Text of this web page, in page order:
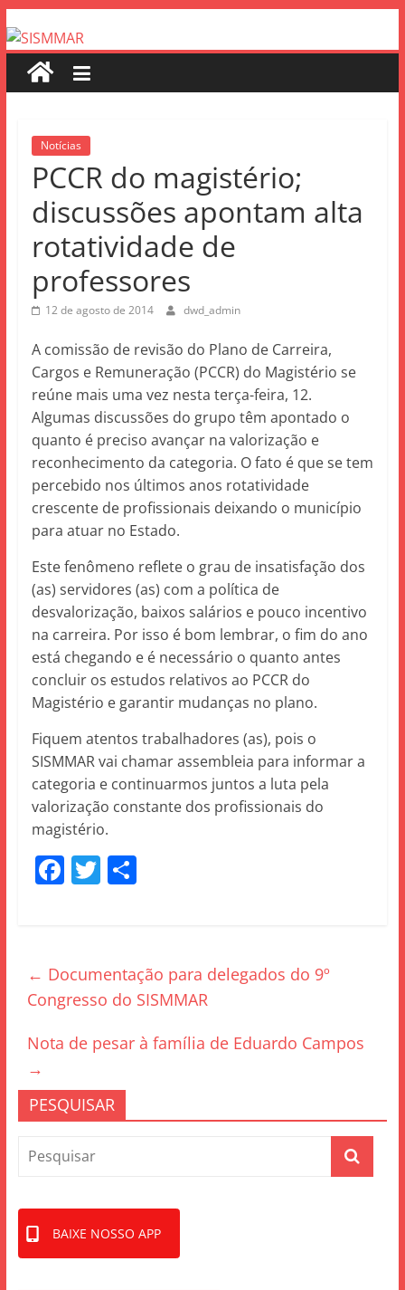
Notícias
PCCR do magistério;
discussões apontam alta
rotatividade de
professores
12 de agosto de 2014 dwd_admin
A comissão de revisão do Plano de Carreira,
Cargos e Remuneração (PCCR) do Magistério se
reúne mais uma vez nesta terça-feira, 12.
Algumas discussões do grupo têm apontado o
quanto é preciso avançar na valorização e
reconhecimento da categoria. O fato é que se tem
percebido nos últimos anos rotatividade
crescente de profissionais deixando o município
para atuar no Estado.
Este fenômeno reflete o grau de insatisfação dos
(as) servidores (as) com a política de
desvalorização, baixos salários e pouco incentivo
na carreira. Por isso é bom lembrar, o fim do ano
está chegando e é necessário o quanto antes
concluir os estudos relativos ao PCCR do
Magistério e garantir mudanças no plano.
Fiquem atentos trabalhadores (as), pois o
SISMMAR vai chamar assembleia para informar a
categoria e continuarmos juntos a luta pela
valorização constante dos profissionais do
magistério.
F
b
o
o
T S
← Documentação para delegados do 9º
Congresso do SISMMAR
Nota de pesar à família de Eduardo Campos
→
PESQUISAR
BAIXE NOSSO APP